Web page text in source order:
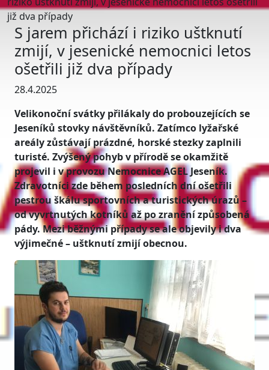
již dva případy
S jarem přichází i riziko uštknutí
zmijí, v jesenické nemocnici letos
ošetřili již dva případy
28.4.2025
Velikonoční svátky přilákaly do probouzejících se
Jeseníků stovky návštěvníků. Zatímco lyžařské
areály zůstávají prázdné, horské stezky zaplnili
turisté. Zvýšený pohyb v přírodě se okamžitě
projevil i v provozu Nemocnice AGEL Jeseník.
Zdravotníci zde během posledních dní ošetřili
pestrou škálu sportovních a turistických úrazů –
od vyvrtnutých kotníků až po zranění způsobená
pády. Mezi běžnými případy se ale objevily i dva
výjimečné – uštknutí zmijí obecnou.